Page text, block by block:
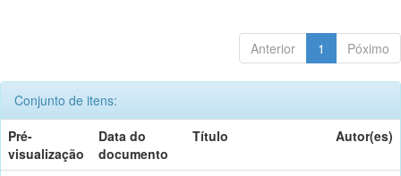
Anterior 1 Póximo
Conjunto de itens:
Pré-
visualização
Data do
documento
Título Autor(es)